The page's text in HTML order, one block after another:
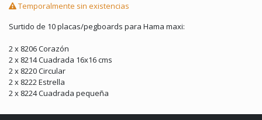
Temporalmente sin existencias
Surtido de 10 placas/pegboards para Hama maxi:
2 x 8206 Corazón
2 x 8214 Cuadrada 16x16 cms
2 x 8220 Circular
2 x 8222 Estrella
2 x 8224 Cuadrada pequeña